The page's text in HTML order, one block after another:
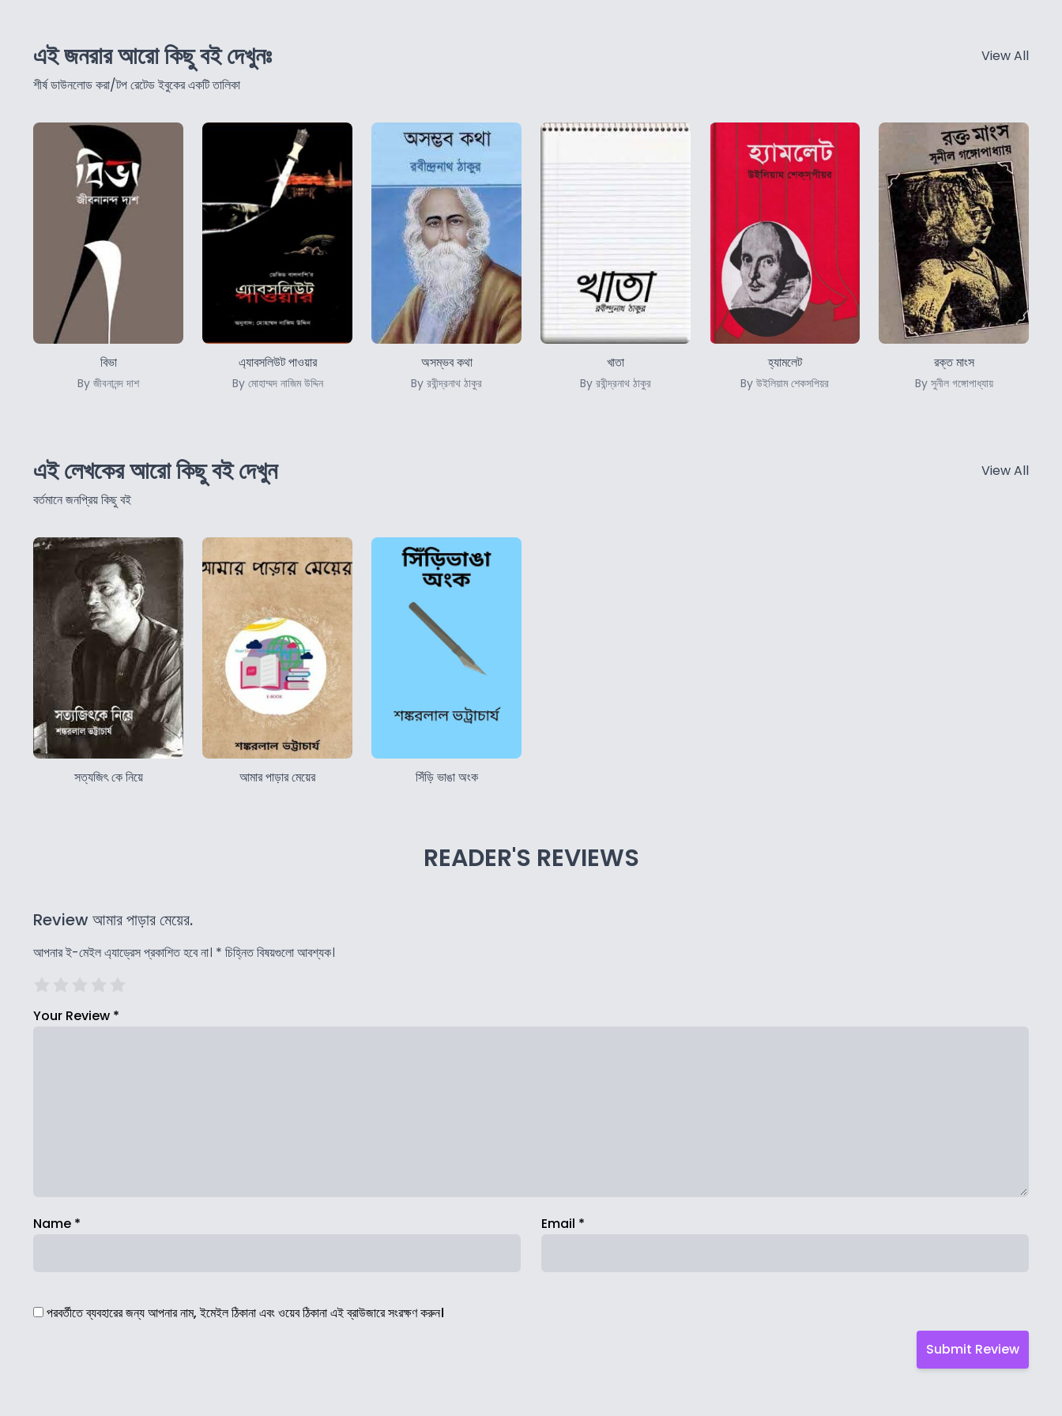
এই জনরার আরো কিছু বই দেখুনঃ
শীর্ষ ডাউনলোড করা/টপ রেটেড ইবুকের একটি তালিকা
View All
বিভা
By জীবনানন্দ দাশ
এ্যাবসলিউট পাওয়ার
By মোহাম্মদ নাজিম উদ্দিন
অসম্ভব কথা
By রবীন্দ্রনাথ ঠাকুর
খাতা
By রবীন্দ্রনাথ ঠাকুর
হ্যামলেট
By উইলিয়াম শেকসপিয়র
রক্ত মাংস
By সুনীল গঙ্গোপাধ্যায়
এই লেখকের আরো কিছু বই দেখুন
বর্তমানে জনপ্রিয় কিছু বই
View All
সত্যজিৎ কে নিয়ে আমার পাড়ার মেয়ের সিঁড়ি ভাঙা অংক
READER'S REVIEWS
Review আমার পাড়ার মেয়ের.
আপনার ই-মেইল এ্যাড্রেস প্রকাশিত হবে না। * চিহ্নিত বিষয়গুলো আবশ্যক।
Your Review *
Name * Email *
পরবর্তীতে ব্যবহারের জন্য আপনার নাম, ইমেইল ঠিকানা এবং ওয়েব ঠিকানা এই ব্রাউজারে সংরক্ষণ করুন।